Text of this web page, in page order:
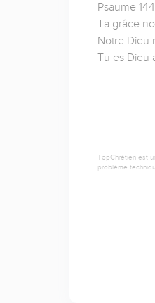
Psaume 144
Ta grâce
Notre Dieu
Tu es Dieu
TopChrétien est
problème